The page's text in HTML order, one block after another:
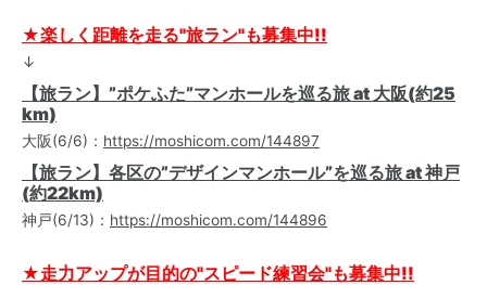
★楽しく距離を走る"旅ラン"も募集中!!
↓
【旅ラン】”ポケふた”マンホールを巡る旅 at 大阪(約25
km)
大阪(6/6)： https://moshicom.com/144897
【旅ラン】各区の”デザインマンホール”を巡る旅 at 神戸
(約22km)
神戸(6/13)： https://moshicom.com/144896
★走力アップが目的の"スピード練習会"も募集中!!